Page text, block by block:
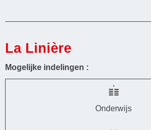
La Linière
Mogelijke indelingen :
Onderwijs